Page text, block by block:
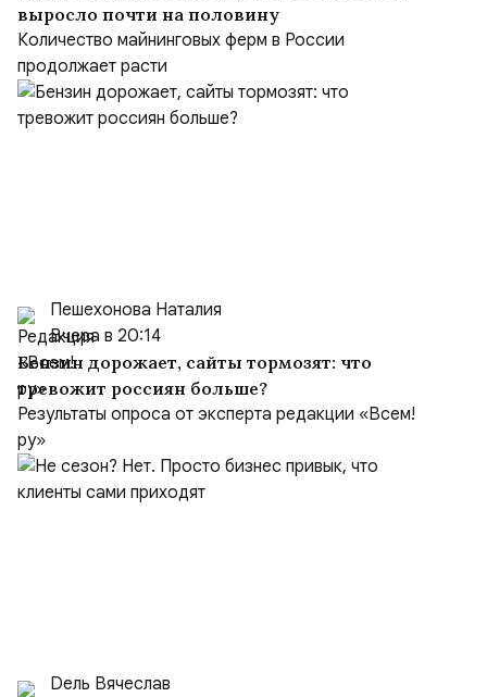
выросло почти на половину
Количество майнинговых ферм в России
продолжает расти
Пешехонова Наталия
Вчера в 20:14
Бензин дорожает, сайты тормозят: что
тревожит россиян больше?
Результаты опроса от эксперта редакции «Всем!
ру»
Dель Вячеслав